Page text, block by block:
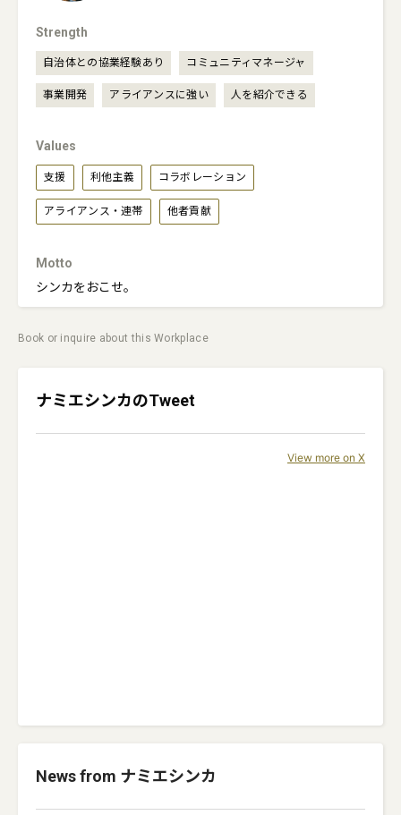
Strength
自治体との協業経験あり コミュニティマネージャ
事業開発 アライアンスに強い 人を紹介できる
Values
支援 利他主義 コラボレーション
アライアンス・連帯 他者貢献
Motto
シンカをおこせ。
Book or inquire about this Workplace
ナミエシンカのTweet
View more on X
News from ナミエシンカ